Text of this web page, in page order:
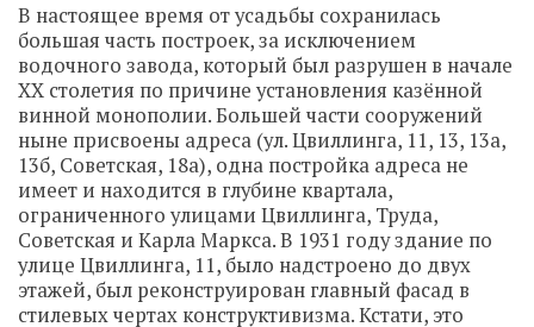
В настоящее время от усадьбы сохранилась
большая часть построек, за исключением
водочного завода, который был разрушен в начале
ХХ столетия по причине установления казённой
винной монополии. Большей части сооружений
ныне присвоены адреса (ул. Цвиллинга, 11, 13, 13а,
13б, Советская, 18а), одна постройка адреса не
имеет и находится в глубине квартала,
ограниченного улицами Цвиллинга, Труда,
Советская и Карла Маркса. В 1931 году здание по
улице Цвиллинга, 11, было надстроено до двух
этажей, был реконструирован главный фасад в
стилевых чертах конструктивизма. Кстати, это